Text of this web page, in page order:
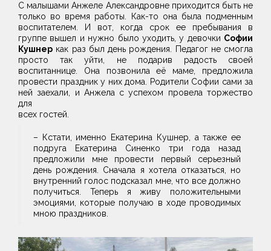
С малышами Анжеле Александровне приходится быть не
только во время работы. Как-то она была подменным
воспитателем. И вот, когда срок ее пребывания в
группе вышел и нужно было уходить, у девочки Софии
Кушнер как раз был день рождения. Педагог не смогла
просто так уйти, не подарив радость своей
воспитаннице. Она позвонила её маме, предложила
провести праздник у них дома. Родители Софии сами за
ней заехали, и Анжела с успехом провела торжество
для
всех гостей.
– Кстати, именно Екатерина Кушнер, а также ее
подруга Екатерина Синенко три года назад
предложили мне провести первый серьезный
день рождения. Сначала я хотела отказаться, но
внутренний голос подсказал мне, что все должно
получиться. Теперь я живу положительными
эмоциями, которые получаю в ходе проводимых
мною праздников.